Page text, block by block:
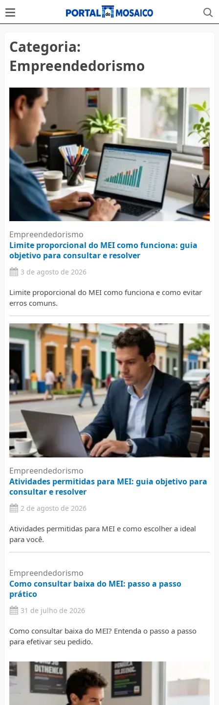
Categoria:
Empreendedorismo
Empreendedorismo
Limite proporcional do MEI como funciona: guia
objetivo para consultar e resolver
3 de agosto de 2026
Limite proporcional do MEI como funciona e como evitar
erros comuns.
Empreendedorismo
Atividades permitidas para MEI: guia objetivo para
consultar e resolver
2 de agosto de 2026
Atividades permitidas para MEI e como escolher a ideal
para você.
Empreendedorismo
Como consultar baixa do MEI: passo a passo
prático
31 de julho de 2026
Como consultar baixa do MEI? Entenda o passo a passo
para efetivar seu pedido.